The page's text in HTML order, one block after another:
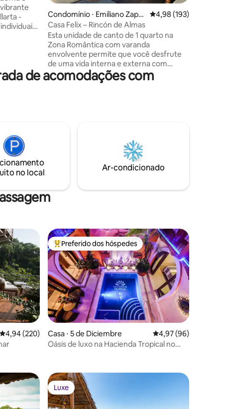
-
viagem
com
em
Condomínio ⋅ Emiliano Zapat
a
4,98 de uma avaliação
4,98 (193)
Casa Felix – Rincón de Almas
Esta unidade de canto de 1 quarto na
Zona Romântica com varanda
envolvente permite que você desfrute
de uma vida interna e externa com
portas de vidro deslizantes totalmente
retráteis. Equipado com cozinha
no terraço, jacuzzi e academia com vista
construção significativa em Zona
Romântica que pode causar ruído
de acomodações com
no local
Ar-condicionado
hóspedes
4,94 de uma avaliação média de 5, 220 avaliações
4,94 (220)
Entre os melhores preferidos dos hóspedes
Preferido dos hóspedes
Casa ⋅ 5 de Diciembre 4,97 de uma
4,97 (96)
Oásis de luxo na Hacienda Tropical no
Luxe
Luxe